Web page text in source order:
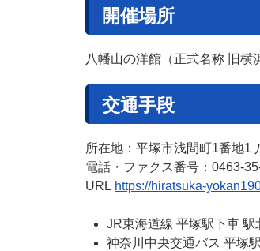
開催場所
八幡山の洋館（正式名称 旧横
交通手段
所在地：平塚市浅間町1番地1
電話・ファクス番号：0463-
URL https://hiratsuka-
JR東海道線 平塚駅下車 駅
神奈川中央交通バス 平塚